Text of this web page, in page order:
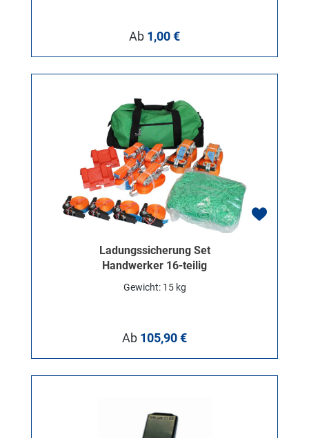
Regulärer Preis:
Ab 1,00 €
Ladungssicherung Set
Handwerker 16-teilig
Gewicht: 15 kg
Regulärer Preis:
Ab 105,90 €